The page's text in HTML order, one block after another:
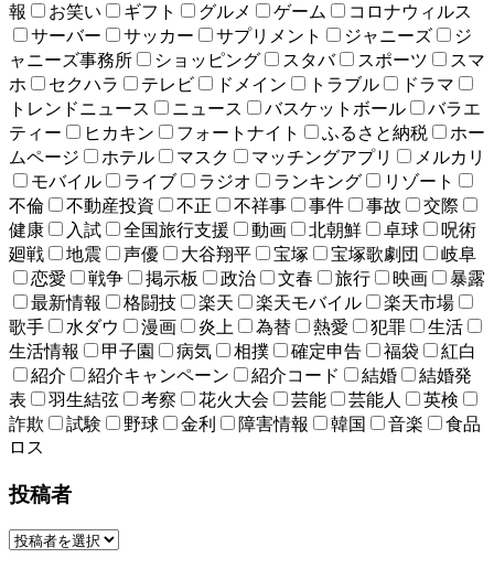
報
お笑い ギフト グルメ ゲーム
コロナウィルス
サーバー
サッカー サプリメント ジャニーズ
ジ
ャニーズ事務所
ショッピング スタバ スポーツ
スマ
ホ
セクハラ テレビ ドメイン トラブル
ドラマ
トレンドニュース
ニュース バスケットボール
バラエ
ティー
ヒカキン フォートナイト ふるさと納税
ホー
ムページ
ホテル マスク マッチングアプリ
メルカリ
モバイル
ライブ ラジオ ランキング
リゾート
不倫
不動産投資 不正 不祥事 事件 事故
交際
健康
入試 全国旅行支援 動画 北朝鮮 卓球
呪術
廻戦
地震 声優 大谷翔平 宝塚 宝塚歌劇団
岐阜
恋愛
戦争 掲示板 政治 文春 旅行 映画
暴露
最新情報
格闘技 楽天 楽天モバイル
楽天市場
歌手
水ダウ 漫画 炎上 為替 熱愛 犯罪
生活
生活情報
甲子園 病気 相撲 確定申告 福袋
紅白
紹介
紹介キャンペーン 紹介コード 結婚
結婚発
表
羽生結弦 考察 花火大会 芸能 芸能人
英検
詐欺
試験 野球 金利 障害情報 韓国 音楽
食品
ロス
投稿者